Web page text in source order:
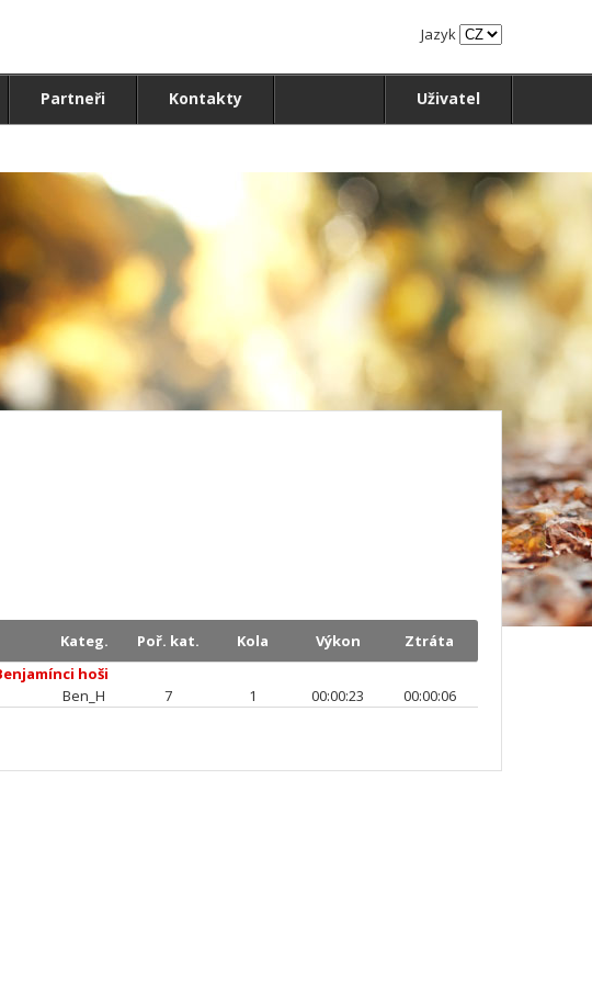
Jazyk
Partneři Kontakty Uživatel
Kateg. Poř. kat. Kola Výkon
Ztráta
hoši
Ben_H 7 1 00:00:23 00:00:06